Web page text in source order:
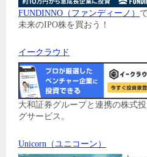
FUNDINNO（ファンディーノ）
未来のIPO株を買おう！
イークラウド
大和証券グループと連携の株式
グサービス。
Unicorn（ユニコーン）